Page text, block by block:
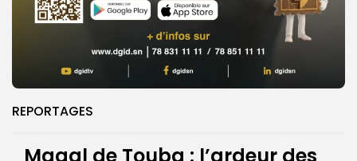
REPORTAGES
Magal de Touba : l’ardeur des